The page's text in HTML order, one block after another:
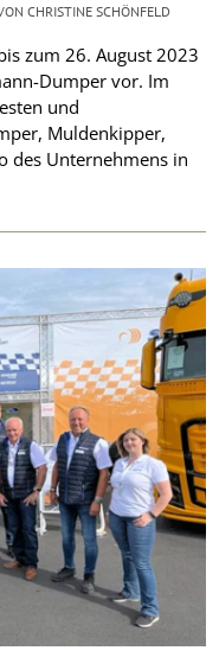
zum 26. August 2023
Dumper vor. Im
und
Muldenkipper,
des Unternehmens in
CHRISTINE SCHÖNFELD